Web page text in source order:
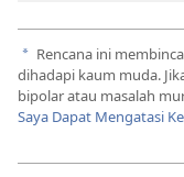
a Rencana ini
dihadapi kaum muda.
bipolar atau masalah
Saya Dapat Mengatasi